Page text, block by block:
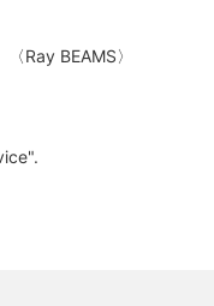
Ray BEAMS〉